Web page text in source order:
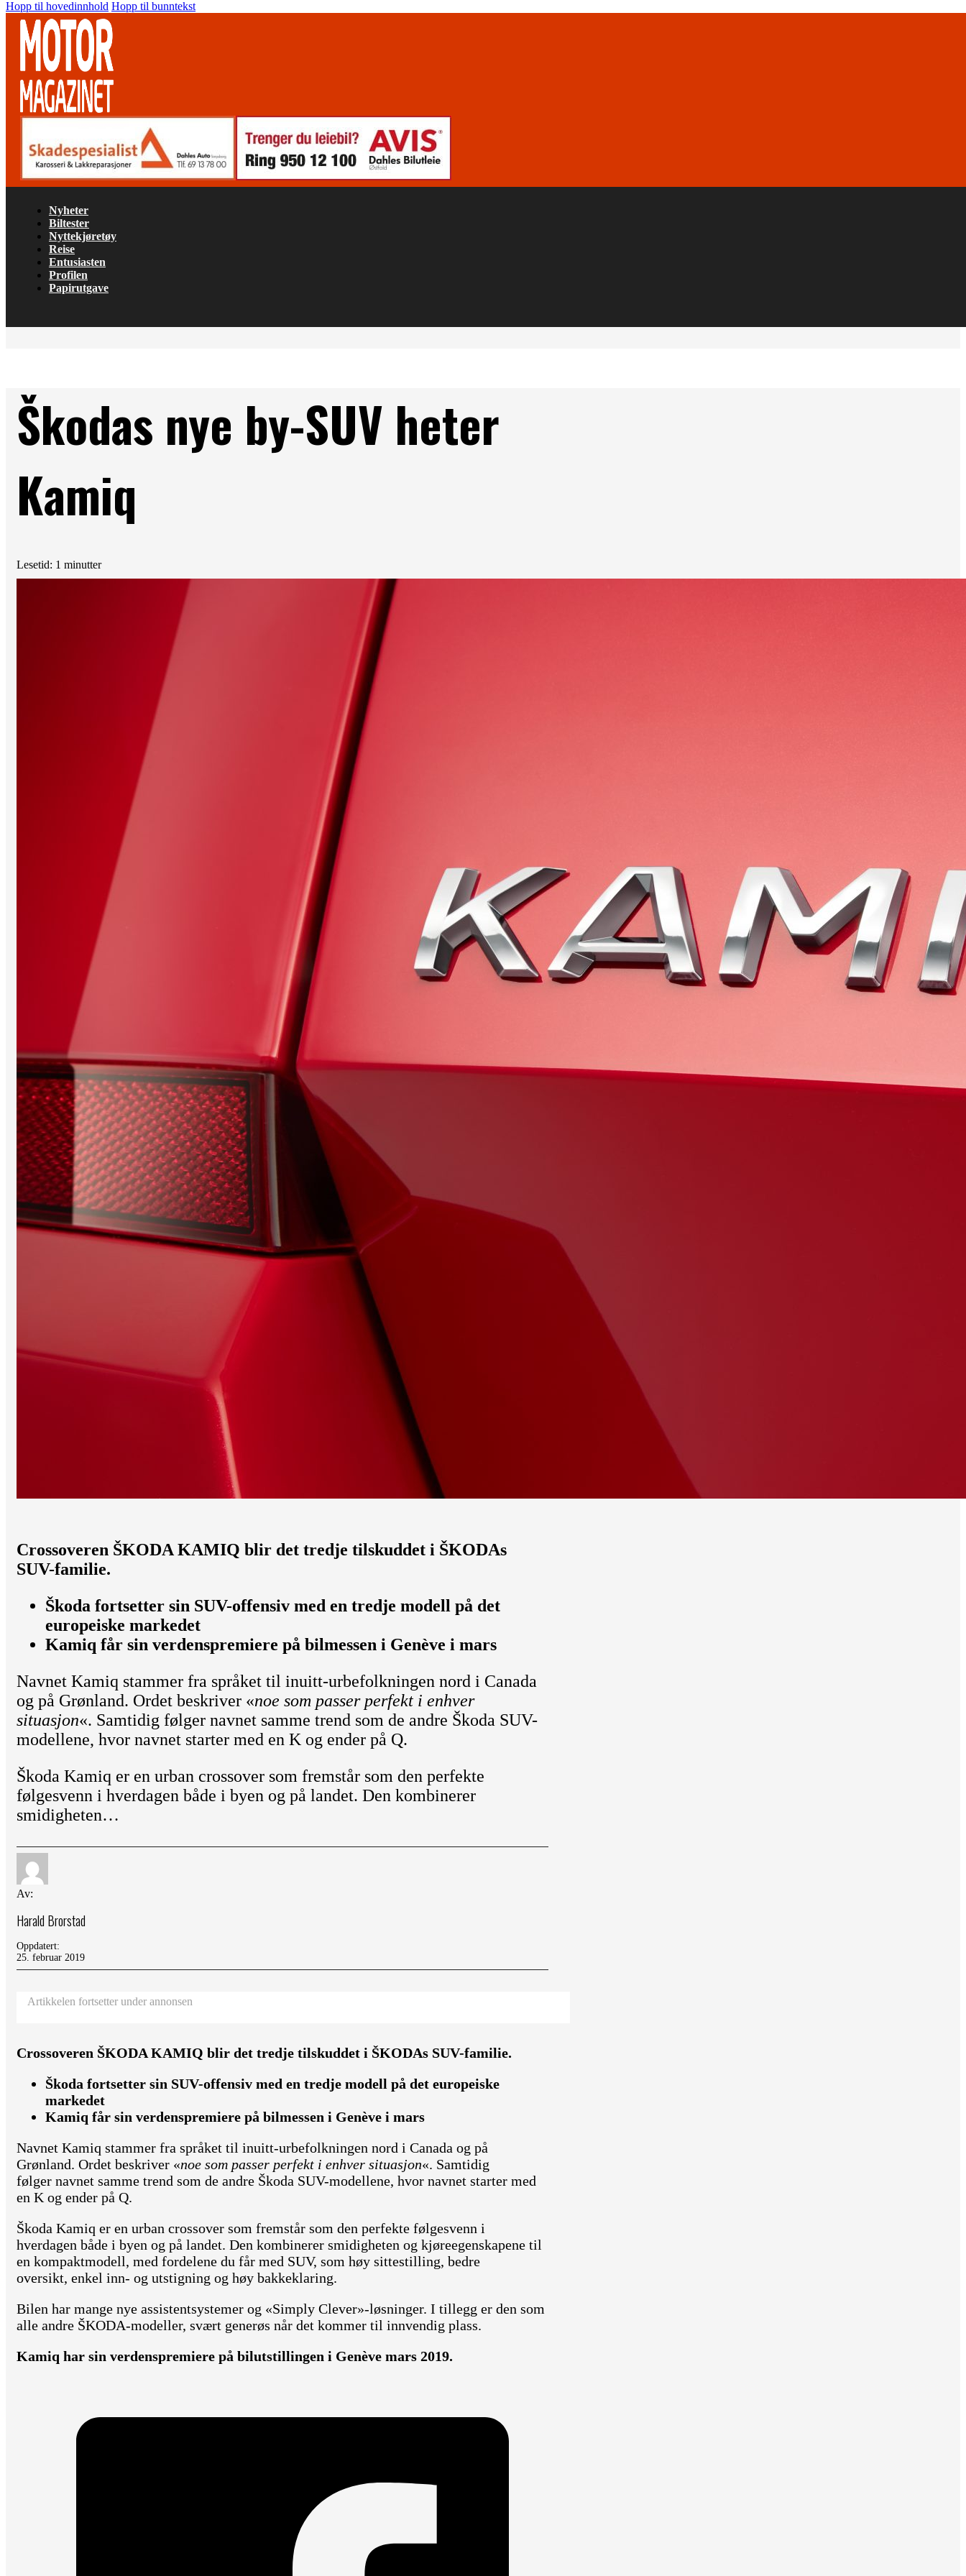
Hopp til hovedinnhold Hopp til bunntekst
Nyheter
Biltester
Nyttekjøretøy
Reise
Entusiasten
Profilen
Papirutgave
Škodas nye by-SUV heter
Kamiq
Lesetid: 1 minutter
Crossoveren ŠKODA KAMIQ blir det tredje tilskuddet i ŠKODAs
SUV-familie.
Škoda fortsetter sin SUV-offensiv med en tredje modell på det
europeiske markedet
Kamiq får sin verdenspremiere på bilmessen i Genève i mars
Navnet Kamiq stammer fra språket til inuitt-urbefolkningen nord i Canada
og på Grønland. Ordet beskriver «noe som passer perfekt i enhver
situasjon«. Samtidig følger navnet samme trend som de andre Škoda SUV-
modellene, hvor navnet starter med en K og ender på Q.
Škoda Kamiq er en urban crossover som fremstår som den perfekte
følgesvenn i hverdagen både i byen og på landet. Den kombinerer
smidigheten…
Av:
Harald Brorstad
Oppdatert:
25. februar 2019
Artikkelen fortsetter under annonsen
Crossoveren ŠKODA KAMIQ blir det tredje tilskuddet i ŠKODAs SUV-familie.
Škoda fortsetter sin SUV-offensiv med en tredje modell på det europeiske
markedet
Kamiq får sin verdenspremiere på bilmessen i Genève i mars
Navnet Kamiq stammer fra språket til inuitt-urbefolkningen nord i Canada og på
Grønland. Ordet beskriver «noe som passer perfekt i enhver situasjon«. Samtidig
følger navnet samme trend som de andre Škoda SUV-modellene, hvor navnet starter med
en K og ender på Q.
Škoda Kamiq er en urban crossover som fremstår som den perfekte følgesvenn i
hverdagen både i byen og på landet. Den kombinerer smidigheten og kjøreegenskapene til
en kompaktmodell, med fordelene du får med SUV, som høy sittestilling, bedre
oversikt, enkel inn- og utstigning og høy bakkeklaring.
Bilen har mange nye assistentsystemer og «Simply Clever»-løsninger. I tillegg er den som
alle andre ŠKODA-modeller, svært generøs når det kommer til innvendig plass.
Kamiq har sin verdenspremiere på bilutstillingen i Genève mars 2019.